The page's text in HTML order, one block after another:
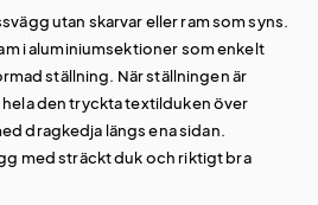
utan skarvar eller ram som syns.
i aluminiumsektioner som enkelt
ställning. När ställningen är
den tryckta textilduken över
dragkedja längs ena sidan.
med sträckt duk och riktigt bra